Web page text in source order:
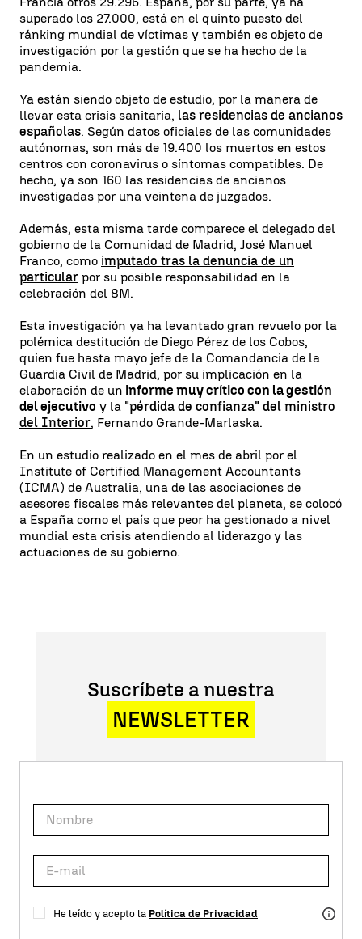
superado los 27.000, está en el quinto puesto del
ránking mundial de víctimas y también es objeto de
investigación por la gestión que se ha hecho de la
pandemia.
Ya están siendo objeto de estudio, por la manera de
llevar esta crisis sanitaria, las residencias de ancianos
españolas. Según datos oficiales de las comunidades
autónomas, son más de 19.400 los muertos en estos
centros con coronavirus o síntomas compatibles. De
hecho, ya son 160 las residencias de ancianos
investigadas por una veintena de juzgados.
Además, esta misma tarde comparece el delegado del
gobierno de la Comunidad de Madrid, José Manuel
Franco, como imputado tras la denuncia de un
particular por su posible responsabilidad en la
celebración del 8M.
Esta investigación ya ha levantado gran revuelo por la
polémica destitución de Diego Pérez de los Cobos,
quien fue hasta mayo jefe de la Comandancia de la
Guardia Civil de Madrid, por su implicación en la
elaboración de un informe muy crítico con la gestión
del ejecutivo y la "pérdida de confianza" del ministro
del Interior, Fernando Grande-Marlaska.
En un estudio realizado en el mes de abril por el
Institute of Certified Management Accountants
(ICMA) de Australia, una de las asociaciones de
asesores fiscales más relevantes del planeta, se colocó
a España como el país que peor ha gestionado a nivel
mundial esta crisis atendiendo al liderazgo y las
actuaciones de su gobierno.
Suscríbete a nuestra
NEWSLETTER
He leído y acepto la Política de Privacidad